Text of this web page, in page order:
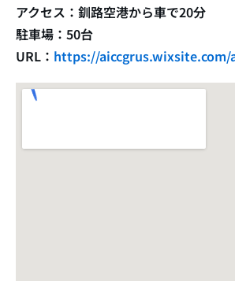
アクセス：釧路空港から車で20分
駐車場：50台
URL： https://aiccgrus.wixsite.com/